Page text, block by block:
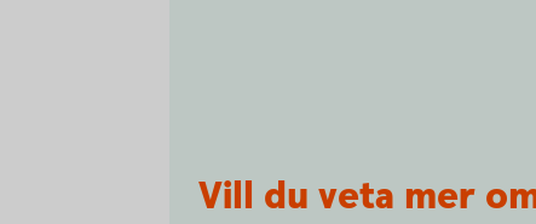
Vill du veta mer